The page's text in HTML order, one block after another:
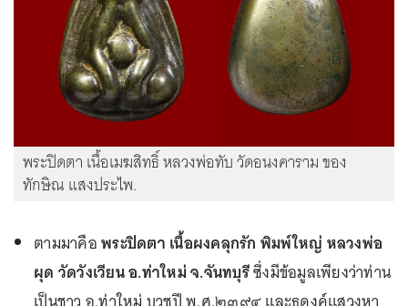
พระปิดตา เนื้อเมฆสิทธิ์ หลวงพ่อทับ วัดอนงคาราม ของ
ทักษิณ แสงประไพ.
ตามมาคือพระปิดตา เนื้อผงคลุกรัก พิมพ์ใหญ่ หลวงพ่อ
ผุด วัดวังเวียน อ.ท่าใหม่ จ.จันทบุรีซึ่งมีข้อมูลเพียงว่าท่าน